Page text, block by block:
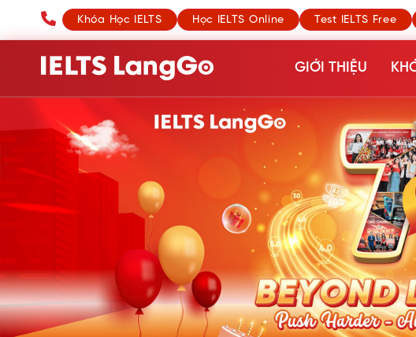
Khóa Học IELTS Học IELTS Online Test IELTS Free
GIỚI THIỆU